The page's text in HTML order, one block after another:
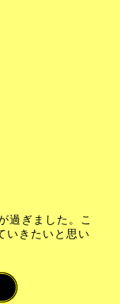
過ぎました。こ
いきたいと思い